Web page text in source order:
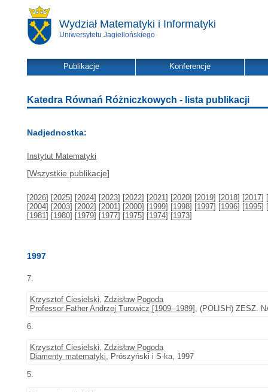
Wydział Matematyki i Informatyki
Uniwersytetu Jagiellońskiego
Publikacje Konferencje
Katedra Równań Różniczkowych - lista publikacji
Nadjednostka:
Instytut Matematyki
[Wszystkie publikacje]
[2026] [2025] [2024] [2023] [2022] [2021] [2020] [2019] [2018] [2017] [
[2004] [2003] [2002] [2001] [2000] [1999] [1998] [1997] [1996] [1995] [
[1981] [1980] [1979] [1977] [1975] [1974] [1973]
1997
7.
Krzysztof Ciesielski, Zdzisław Pogoda
Professor Father Andrzej Turowicz [1909--1989] , (POLISH) ZESZ.
6.
Krzysztof Ciesielski, Zdzisław Pogoda
Diamenty matematyki, Prószyński i S-ka, 1997
5.